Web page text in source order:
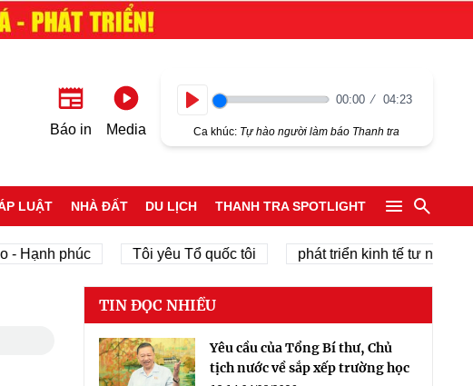
Báo in Media
00:00 04:23
Ca khúc: Tự hào người làm báo Thanh tra
LUẬT NHÀ ĐẤT DU LỊCH THANH TRA SPOTLIGHT
phúc Tôi yêu Tổ quốc tôi phát triển kinh tế tư nhân
TIN ĐỌC NHIỀU
Yêu cầu của Tổng Bí thư, Chủ
tịch nước về sắp xếp trường học